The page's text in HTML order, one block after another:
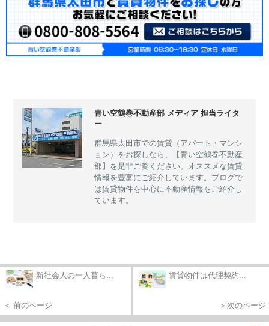
青い空鶴巻不動産部 メディア 担当ライタ
ー
群馬県太田市での賃貸（アパート・マンシ
ョン）をお探しなら、【青い空鶴巻不動産
部】を是非ご覧ください。オススメな賃貸
情報を豊富にご紹介しています。ブログで
は賃貸物件を中心に不動産情報をご紹介し
ています。
新社会人の一人暮ら...
＜ 前のページ
賃貸物件は代理契約...
＞次のページ